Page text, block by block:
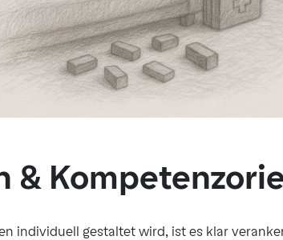
&
individuell gestaltet wird, ist es klar